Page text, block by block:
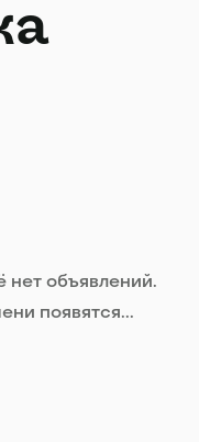
нет объявлений.
появятся...